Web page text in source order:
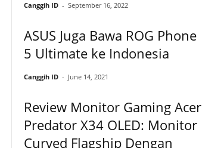
Canggih ID - September 16, 2022
ASUS Juga Bawa ROG Phone
5 Ultimate ke Indonesia
Canggih ID - June 14, 2021
Review Monitor Gaming Acer
Predator X34 OLED: Monitor
Curved Flagship Dengan